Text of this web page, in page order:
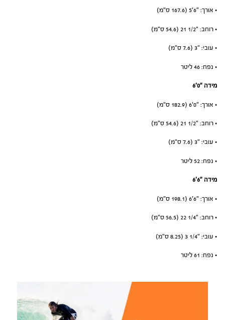
• אורך: ״6׳5 (167.6 ס”מ)
• רוחב: ״1/2 21 (54.6 ס”מ)
• עובי: ״3 (7.6 ס”מ)
• נפח: 46 ליטר
מידה ״0׳6
• אורך: ״0׳6 (182.9 ס”מ)
• רוחב: ״1/2 21 (54.6 ס”מ)
• עובי: ״3 (7.6 ס”מ)
• נפח: 52 ליטר
מידה ״6׳6
• אורך: ״6׳6 (198.1 ס”מ)
• רוחב: ״1/4 22 (56.5 ס”מ)
• עובי: ״1/4 3 (8.25 ס”מ)
• נפח: 61 ליטר